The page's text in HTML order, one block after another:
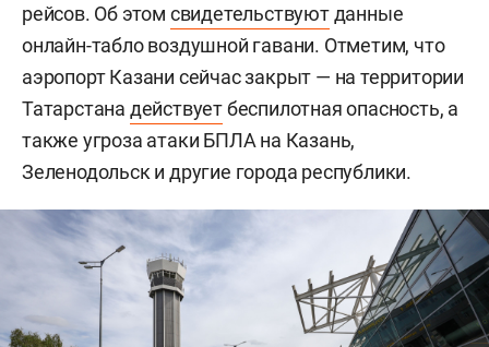
рейсов. Об этом свидетельствуютданные
онлайн-табло воздушной гавани. Отметим, что
аэропорт Казани сейчас закрыт — на территории
Татарстана действуетбеспилотная опасность, а
также угроза атаки БПЛА на Казань,
Зеленодольск и другие города республики.